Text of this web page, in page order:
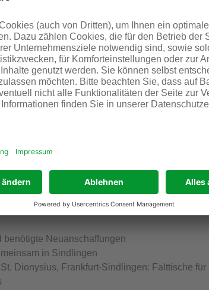
SPENDENRUNDE
Kegelturnier der 4. Klassen der Bürgermeister-
Jungle
Handballjugend in Kelsterbach
der Nachwuchsarbeit und der Rettungsfähigkeit
- Hardt-Schule e.V.: Unterstützung der
und Gesellschaftsspiele mit Aufbewahrung)
Computer – zum Anfassen und Ausprobieren
benötigte Neuanschaffungen
in Sindlingen
Dionysius, Frankfurt-Sindlingen: Falttische für